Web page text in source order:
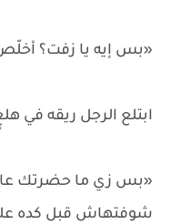
«بس إيه يا زفت؟
ابتلع الرجل ريقه في
«بس زي ما حضرتك
شوفتهاش قبل كده